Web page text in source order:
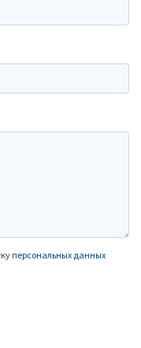
персональных данных